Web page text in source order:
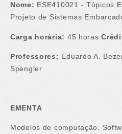
Nome: ESE410021 - Tópicos
Projeto de Sistemas
Carga horária: 45 horas
Professores: Eduardo A.
Spengler
EMENTA
Modelos de computação.